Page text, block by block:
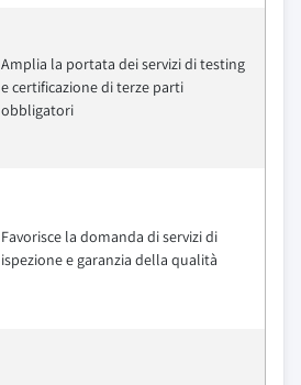
Amplia la portata dei servizi di testing
e certificazione di terze parti
obbligatori
Favorisce la domanda di servizi di
ispezione e garanzia della qualità